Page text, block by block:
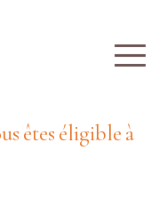
êtes éligible à